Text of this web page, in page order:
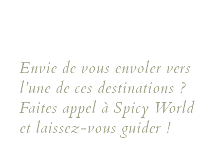
Envie de vous envoler vers
l’une de ces destinations ?
Faites appel à Spicy World
et laissez-vous guider !